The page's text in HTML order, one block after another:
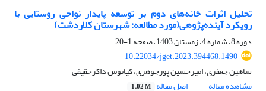
تحلیل اثرات خانه‌های دوم بر توسعه پایدار نواحی روستایی با
رویکرد آینده‌پژوهی(مورد مطالعه: شهرستان کلاردشت)
دوره 8، شماره 4، زمستان 1403، صفحه
1-20
10.22034/jget.2023.394468.1490
شاهین جعفری، امیرحسین پورجوهری، کیانوش ذاکرحقیقی
مشاهده مقاله
اصل مقاله 1.02 M